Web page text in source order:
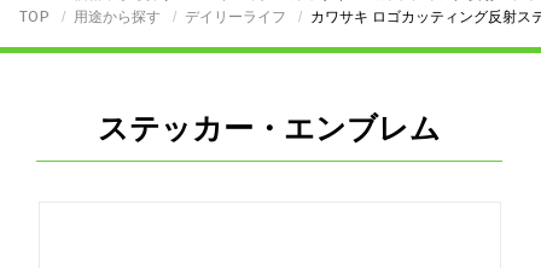
TOP 用途から探す デイリーライフ カワサキ ロゴカッティング反射ス
ステッカー・エンブレム